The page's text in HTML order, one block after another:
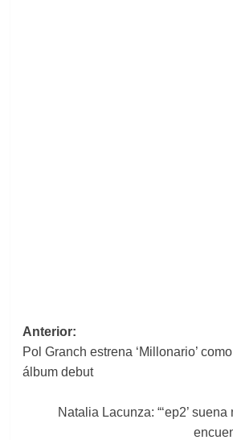
Navegación
de
Anterior:
Pol Granch estrena ‘Millonario’
álbum debut
Natalia Lacunza: “‘ep2’